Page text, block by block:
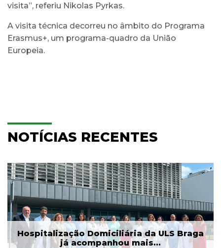
visita”, referiu Nikolas Pyrkas.
A visita técnica decorreu no âmbito do Programa
Erasmus+, um programa-quadro da União
Europeia.
NOTÍCIAS RECENTES
Hospitalização Domiciliária da ULS Braga
já acompanhou mais...